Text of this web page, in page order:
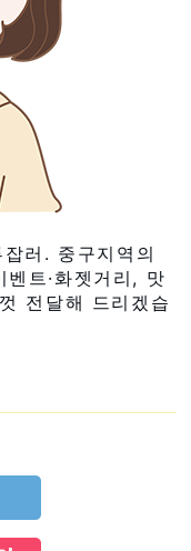
러. 중구지역의
트·화젯거리, 맛
전달해 드리겠습